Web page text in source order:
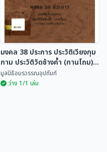
มงคล 38 ประการ ประวัติเวียงกุม
กาม ประวัติวัดช้างค้ำ (กานโถม)
ต. ท่าวังตาล อ. สารภี จ.
เชียงใหม่
มูลนิธิอมรวรรณอุปถัมภ์
ว่าง 1/1 เล่ม